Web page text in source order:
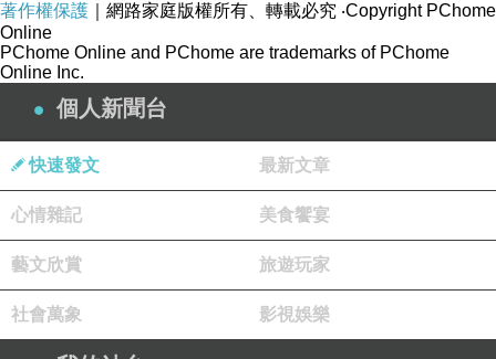
SPF35 PA++
堅持六不添加
服貼無瑕修飾毛孔細紋斑點瑕疵
獨特創新粉粒科技服貼完美遮瑕
含有機仙人掌萃取菁華
著作權保護 ｜網路家庭版權所有、轉載必究 ‧Copyright PChome
Online
PChome Online and PChome are trademarks of PChome
Online Inc.
個人新聞台
快速發文 最新文章
心情雜記 美食饗宴
藝文欣賞 旅遊玩家
社會萬象 影視娛樂